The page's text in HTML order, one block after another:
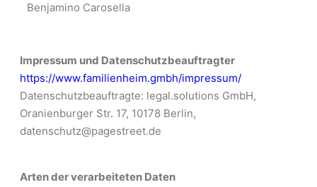
Benjamino Carosella
Impressum und Datenschutzbeauftragter
https://www.familienheim.gmbh/impressum/
Datenschutzbeauftragte: legal.solutions GmbH,
Oranienburger Str. 17, 10178 Berlin,
datenschutz@pagestreet.de
Arten der verarbeiteten Daten